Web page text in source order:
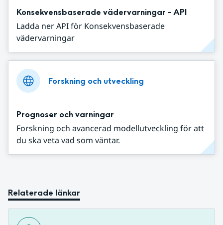
Konsekvensbaserade vädervarningar - API
Ladda ner API för Konsekvensbaserade
vädervarningar
Forskning och utveckling
Prognoser och varningar
Forskning och avancerad modellutveckling för att
du ska veta vad som väntar.
Relaterade länkar